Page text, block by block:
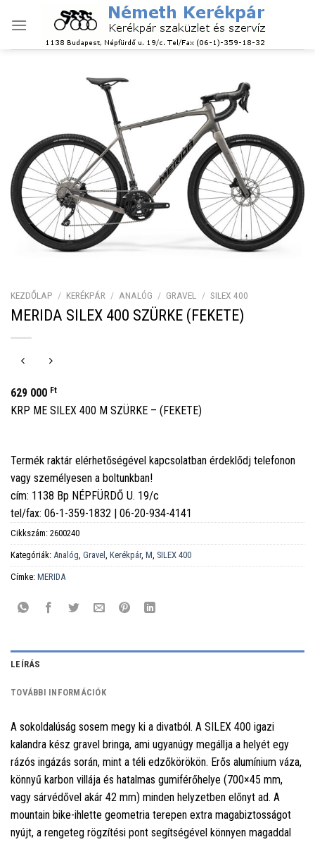
KEZDŐLAP / KERÉKPÁR / ANALÓG / GRAVEL / SILEX 400
MERIDA SILEX 400 SZÜRKE (FEKETE)
629 000 Ft
KRP ME SILEX 400 M SZÜRKE – (FEKETE)
Termék raktár elérhetőségével kapcsolatban érdeklődj telefonon
vagy személyesen a boltunkban!
cím: 1138 Bp NÉPFÜRDŐ U. 19/c
tel/fax: 06-1-359-1832 | 06-20-934-4141
Cikkszám: 2600240
Kategóriák: Analóg Gravel Kerékpár, M SILEX 400
Címke: MERIDA
LEÍRÁS
TOVÁBBI INFORMÁCIÓK
A sokoldalúság sosem megy ki a divatból. A SILEX 400 igazi
kalandra kész gravel bringa, ami ugyanúgy megállja a helyét egy
rázós ingázás során, mint a téli edzőkörökön. Erős alumínium váza,
könnyű karbon villája és hatalmas gumiférőhelye (700×45 mm,
vagy sárvédővel akár 42 mm) minden helyzetben előnyt ad. A
mountain bike-ihlette geometria terepen extra magabiztosságot
nyújt, a rengeteg rögzítési pont segítségével könnyen magaddal